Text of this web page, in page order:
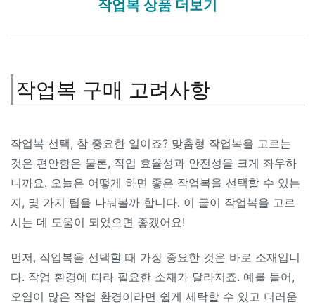
작업복 상품 더보기
작업복 구매 고려사항
작업복 선택, 참 중요한 일이죠? 맞춤형 작업복을 고르는
것은 편안함은 물론, 작업 효율성과 안전성을 크게 좌우하
니까요. 오늘은 어떻게 하면 좋은 작업복을 선택할 수 있는
지, 몇 가지 팁을 나눠볼까 합니다. 이 글이 작업복을 고르
시는 데 도움이 되었으면 좋겠어요!
먼저, 작업복을 선택할 때 가장 중요한 것은 바로 소재입니
다. 작업 환경에 따라 필요한 소재가 달라지죠. 예를 들어,
오염이 많은 작업 환경이라면 쉽게 세탁할 수 있고 더러움